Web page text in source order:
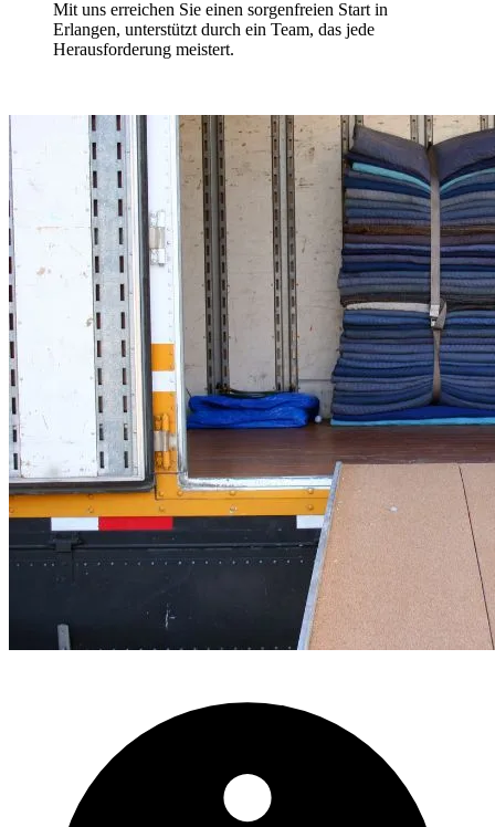
Mit uns erreichen Sie einen sorgenfreien Start in
Erlangen, unterstützt durch ein Team, das jede
Herausforderung meistert.